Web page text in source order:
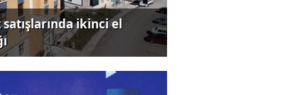
ikinci el